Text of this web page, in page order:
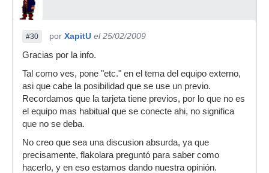
#30 por XapitU el 25/02/2009
Gracias por la info.
Tal como ves, pone "etc." en el tema del equipo externo,
asi que cabe la posibilidad que se use un previo.
Recordamos que la tarjeta tiene previos, por lo que no es
el equipo mas habitual que se conecte ahi, no significa
que no se deba.
No creo que sea una discusion absurda, ya que
precisamente, flakolara preguntó para saber como
hacerlo, y en eso estamos dando nuestra opinión.